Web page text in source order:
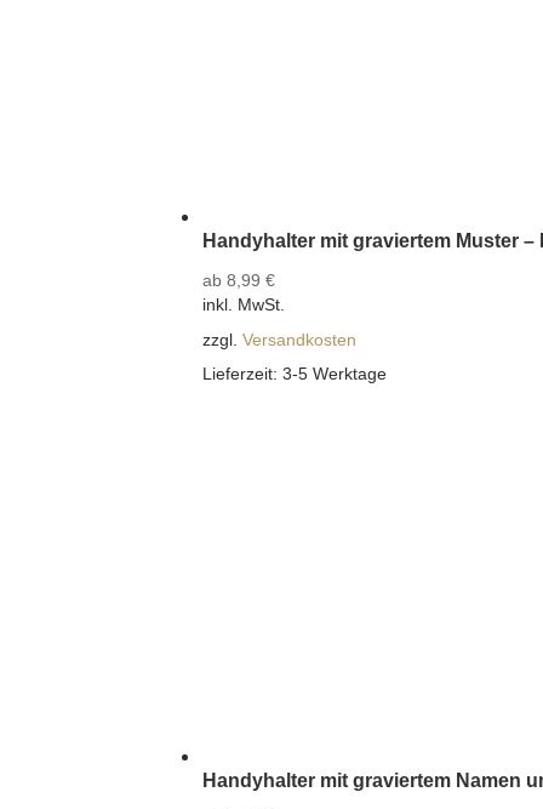
Handyhalter mit graviertem Muster –
ab8,99€
inkl. MwSt.
zzgl.Versandkosten
Lieferzeit:3-5 Werktage
Handyhalter mit graviertem Namen